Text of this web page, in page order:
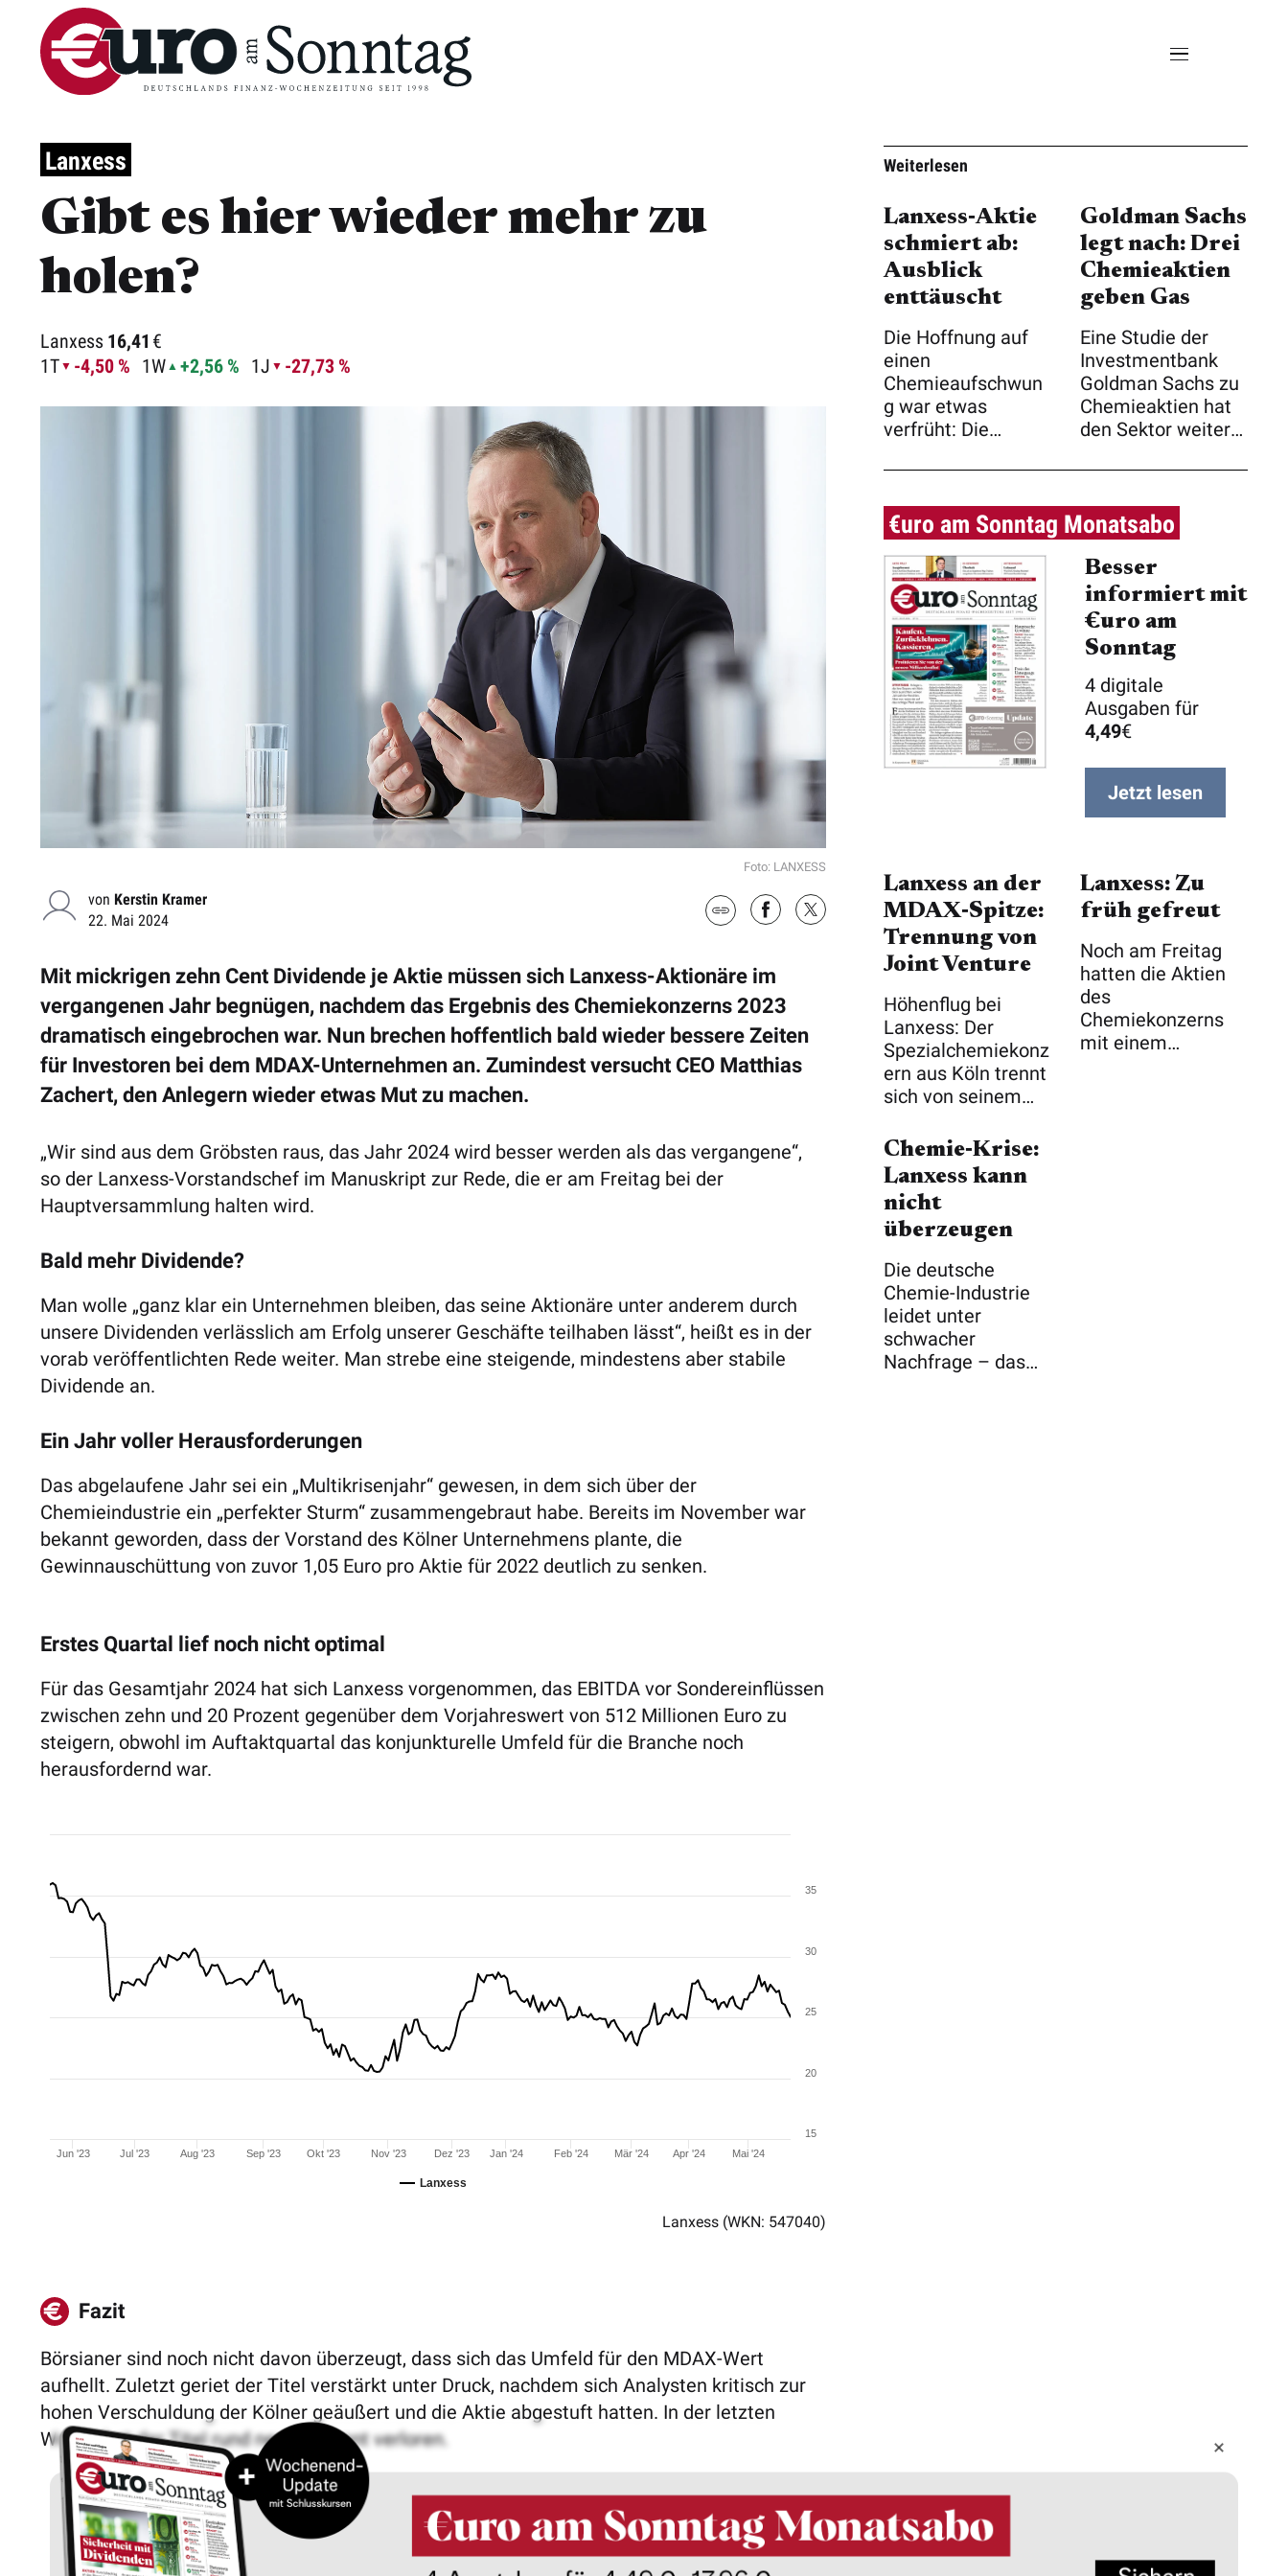
Lanxess
Gibt es hier wieder mehr zu
holen?
Lanxess 16,41 €
1T
-4,50 % 1W +2,56 % 1J -27,73 %
Foto: LANXESS
von Kerstin Kramer
22. Mai 2024
Mit mickrigen zehn Cent Dividende je Aktie müssen sich Lanxess-Aktionäre im
vergangenen Jahr begnügen, nachdem das Ergebnis des Chemiekonzerns 2023
dramatisch eingebrochen war. Nun brechen hoffentlich bald wieder bessere Zeiten
für Investoren bei dem MDAX-Unternehmen an. Zumindest versucht CEO Matthias
Zachert, den Anlegern wieder etwas Mut zu machen.
„Wir sind aus dem Gröbsten raus, das Jahr 2024 wird besser werden als das vergangene“,
so der Lanxess-Vorstandschef im Manuskript zur Rede, die er am Freitag bei der
Hauptversammlung halten wird.
Bald mehr Dividende?
Man wolle „ganz klar ein Unternehmen bleiben, das seine Aktionäre unter anderem durch
unsere Dividenden verlässlich am Erfolg unserer Geschäfte teilhaben lässt“, heißt es in der
vorab veröffentlichten Rede weiter. Man strebe eine steigende, mindestens aber stabile
Dividende an.
Ein Jahr voller Herausforderungen
Das abgelaufene Jahr sei ein „Multikrisenjahr“ gewesen, in dem sich über der
Chemieindustrie ein „perfekter Sturm“ zusammengebraut habe. Bereits im November war
bekannt geworden, dass der Vorstand des Kölner Unternehmens plante, die
Gewinnauschüttung von zuvor 1,05 Euro pro Aktie für 2022 deutlich zu senken.
Erstes Quartal lief noch nicht optimal
Für das Gesamtjahr 2024 hat sich Lanxess vorgenommen, das EBITDA vor Sondereinflüssen
zwischen zehn und 20 Prozent gegenüber dem Vorjahreswert von 512 Millionen Euro zu
steigern, obwohl im Auftaktquartal das konjunkturelle Umfeld für die Branche noch
herausfordernd war.
Lanxess
Jun '23 Jul '23 Aug '23 Sep '23 Okt '23 Nov '23 Dez '23 Jan '24 Feb '24 Mär '24 Apr '24 Mai '24
15
20
25
30
35
Lanxess (WKN: 547040)
Fazit
Börsianer sind noch nicht davon überzeugt, dass sich das Umfeld für den MDAX-Wert
aufhellt. Zuletzt geriet der Titel verstärkt unter Druck, nachdem sich Analysten kritisch zur
hohen Verschuldung der Kölner geäußert und die Aktie abgestuft hatten. In der letzten
Woche hat der Titel rund neun Prozent verloren.
Weiterlesen
Lanxess‑Aktie
schmiert ab:
Ausblick
enttäuscht
Die Hoffnung auf
einen
Chemieaufschwun
g war etwas
verfrüht: Die
MDAX-Mitglied ...
Goldman Sachs
legt nach: Drei
Chemieaktien
geben Gas
Eine Studie der
Investmentbank
Goldman Sachs zu
Chemieaktien hat
den Sektor weiter
€uro am Sonntag Monatsabo
Besser
informiert mit
€uro am
Sonntag
4 digitale
Ausgaben für
4,49€
Jetzt lesen
Lanxess an der
MDAX‑Spitze:
Trennung von
Joint Venture
Höhenflug bei
Lanxess: Der
Spezialchemiekonz
ern aus Köln trennt
sich von seinem
...
Lanxess: Zu
früh gefreut
Noch am Freitag
hatten die Aktien
des
Chemiekonzerns
mit einem
Chemie‑Krise:
Lanxess kann
nicht
überzeugen
Die deutsche
Chemie-Industrie
leidet unter
schwacher
Nachfrage – das